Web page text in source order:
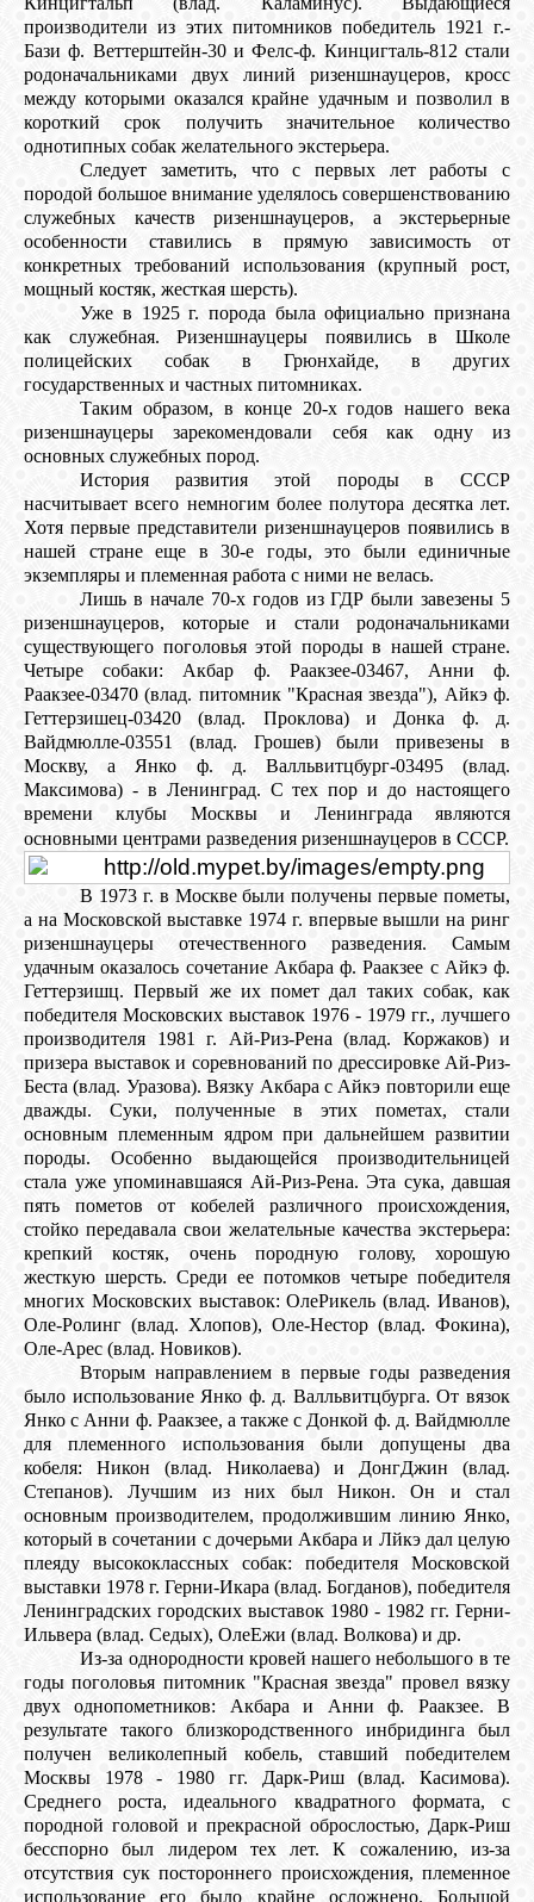
производители из этих питомников победитель 1921 г.-
Бази ф. Веттерштейн-30 и Фелс-ф. Кинцигталь-812 стали
родоначальниками двух линий ризеншнауцеров, кросс
между которыми оказался крайне удачным и позволил в
короткий срок получить значительное количество
однотипных собак желательного экстерьера.
Следует заметить, что с первых лет работы с
породой большое внимание уделялось совершенствованию
служебных качеств ризеншнауцеров, а экстерьерные
особенности ставились в прямую зависимость от
конкретных требований использования (крупный рост,
мощный костяк, жесткая шерсть).
Уже в 1925 г. порода была официально признана
как служебная. Ризеншнауцеры появились в Школе
полицейских собак в Грюнхайде, в других
государственных и частных питомниках.
Таким образом, в конце 20-х годов нашего века
ризеншнауцеры зарекомендовали себя как одну из
основных служебных пород.
История развития этой породы в СССР
насчитывает всего немногим более полутора десятка лет.
Хотя первые представители ризеншнауцеров появились в
нашей стране еще в 30-е годы, это были единичные
экземпляры и племенная работа с ними не велась.
Лишь в начале 70-х годов из ГДР были завезены 5
ризеншнауцеров, которые и стали родоначальниками
существующего поголовья этой породы в нашей стране.
Четыре собаки: Акбар ф. Раакзее-03467, Анни ф.
Раакзее-03470 (влад. питомник "Красная звезда"), Айкэ ф.
Геттерзишец-03420 (влад. Проклова) и Донка ф. д.
Вайдмюлле-03551 (влад. Грошев) были привезены в
Москву, а Янко ф. д. Валльвитцбург-03495 (влад.
Максимова) - в Ленинград. С тех пор и до настоящего
времени клубы Москвы и Ленинграда являются
основными центрами разведения ризеншнауцеров в СССР.
В 1973 г. в Москве были получены первые пометы,
а на Московской выставке 1974 г. впервые вышли на ринг
ризеншнауцеры отечественного разведения. Самым
удачным оказалось сочетание Акбара ф. Раакзее с Айкэ ф.
Геттерзишц. Первый же их помет дал таких собак, как
победителя Московских выставок 1976 - 1979 гг., лучшего
производителя 1981 г. Ай-Риз-Рена (влад. Коржаков) и
призера выставок и соревнований по дрессировке Ай-Риз-
Беста (влад. Уразова). Вязку Акбара с Айкэ повторили еще
дважды. Суки, полученные в этих пометах, стали
основным племенным ядром при дальнейшем развитии
породы. Особенно выдающейся производительницей
стала уже упоминавшаяся Ай-Риз-Рена. Эта сука, давшая
пять пометов от кобелей различного происхождения,
стойко передавала свои желательные качества экстерьера:
крепкий костяк, очень породную голову, хорошую
жесткую шерсть. Среди ее потомков четыре победителя
многих Московских выставок: ОлеРикель (влад. Иванов),
Оле-Ролинг (влад. Хлопов), Оле-Нестор (влад. Фокина),
Оле-Арес (влад. Новиков).
Вторым направлением в первые годы разведения
было использование Янко ф. д. Валльвитцбурга. От вязок
Янко с Анни ф. Раакзее, а также с Донкой ф. д. Вайдмюлле
для племенного использования были допущены два
кобеля: Никон (влад. Николаева) и ДонгДжин (влад.
Степанов). Лучшим из них был Никон. Он и стал
основным производителем, продолжившим линию Янко,
который в сочетании с дочерьми Акбара и Лйкэ дал целую
плеяду высококлассных собак: победителя Московской
выставки 1978 г. Герни-Икара (влад. Богданов), победителя
Ленинградских городских выставок 1980 - 1982 гг. Герни-
Ильвера (влад. Седых), ОлеЕжи (влад. Волкова) и др.
Из-за однородности кровей нашего небольшого в те
годы поголовья питомник "Красная звезда" провел вязку
двух однопометников: Акбара и Анни ф. Раакзее. В
результате такого близкородственного инбридинга был
получен великолепный кобель, ставший победителем
Москвы 1978 - 1980 гг. Дарк-Риш (влад. Касимова).
Среднего роста, идеального квадратного формата, с
породной головой и прекрасной оброслостью, Дарк-Риш
бесспорно был лидером тех лет. К сожалению, из-за
отсутствия сук постороннего происхождения, племенное
использование его было крайне осложнено. Большой